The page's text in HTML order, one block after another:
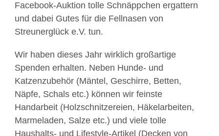
Facebook-Auktion tolle Schnäppchen ergattern
und dabei Gutes für die Fellnasen von
Streunerglück e.V. tun.
Wir haben dieses Jahr wirklich großartige
Spenden erhalten. Neben Hunde- und
Katzenzubehör (Mäntel, Geschirre, Betten,
Näpfe, Schals etc.) können wir feinste
Handarbeit (Holzschnitzereien, Häkelarbeiten,
Marmeladen, Salze etc.) und viele tolle
Haushalts- und Lifestyle-Artikel (Decken von